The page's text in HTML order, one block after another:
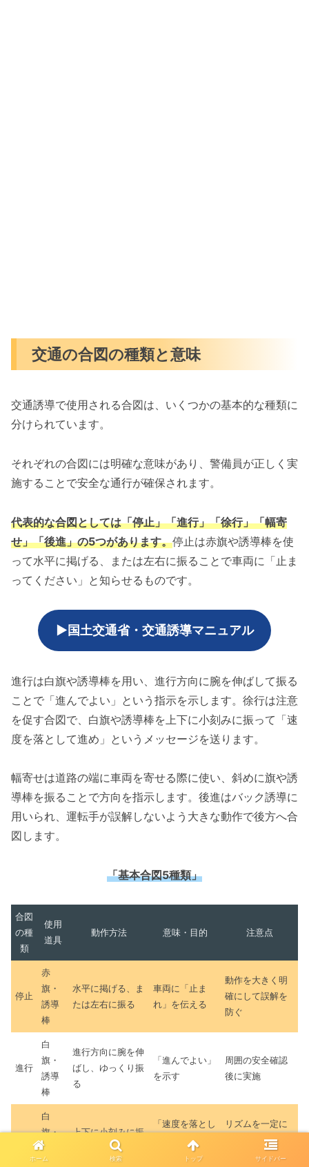
交通の合図の種類と意味
交通誘導で使用される合図は、いくつかの基本的な種類に
分けられています。
それぞれの合図には明確な意味があり、警備員が正しく実
施することで安全な通行が確保されます。
代表的な合図としては「停止」「進行」「徐行」「幅寄
せ」「後進」の5つがあります。停止は赤旗や誘導棒を使
って水平に掲げる、または左右に振ることで車両に「止ま
ってください」と知らせるものです。
▶国土交通省・交通誘導マニュアル
進行は白旗や誘導棒を用い、進行方向に腕を伸ばして振る
ことで「進んでよい」という指示を示します。徐行は注意
を促す合図で、白旗や誘導棒を上下に小刻みに振って「速
度を落として進め」というメッセージを送ります。
幅寄せは道路の端に車両を寄せる際に使い、斜めに旗や誘
導棒を振ることで方向を指示します。後進はバック誘導に
用いられ、運転手が誤解しないよう大きな動作で後方へ合
図します。
「基本合図5種類」
合図
の種
類
使用
道具
動作方法 意味・目的 注意点
停止
赤
旗・
誘導
棒
水平に掲げる、ま
たは左右に振る
車両に「止ま
れ」を伝える
動作を大きく明
確にして誤解を
防ぐ
進行
白
旗・
誘導
棒
進行方向に腕を伸
ばし、ゆっくり振
る
「進んでよい」
を示す
周囲の安全確認
後に実施
白
旗・
誘導
棒
上下に小刻みに振
「速度を落とし
て進め」を伝え
リズムを一定に
して曖昧さを避
ホーム 検索 トップ サイドバー